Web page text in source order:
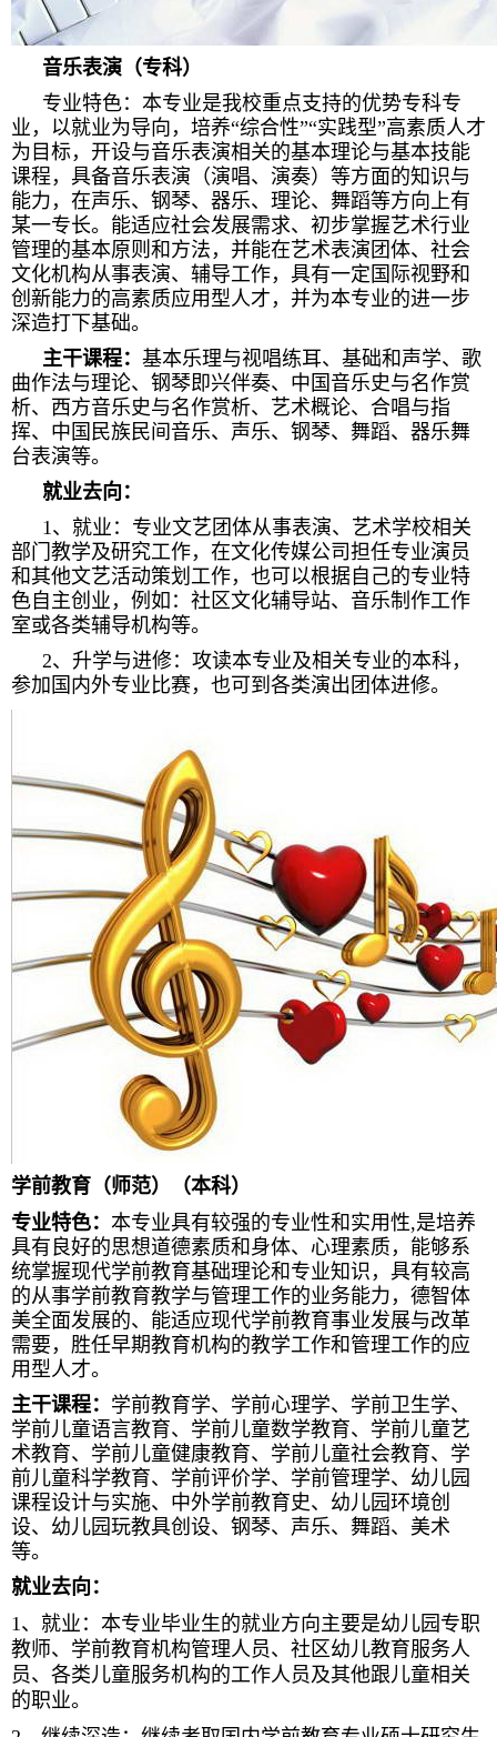
音乐表演（专科）
专业特色：本专业是我校重点支持的优势专科专
业，以就业为导向，培养“综合性”“实践型”高素质人才
为目标，开设与音乐表演相关的基本理论与基本技能
课程，具备音乐表演（演唱、演奏）等方面的知识与
能力，在声乐、钢琴、器乐、理论、舞蹈等方向上有
某一专长。能适应社会发展需求、初步掌握艺术行业
管理的基本原则和方法，并能在艺术表演团体、社会
文化机构从事表演、辅导工作，具有一定国际视野和
创新能力的高素质应用型人才，并为本专业的进一步
深造打下基础。
主干课程： 基本乐理与视唱练耳、基础和声学、歌
曲作法与理论、钢琴即兴伴奏、中国音乐史与名作赏
析、西方音乐史与名作赏析、艺术概论、合唱与指
挥、中国民族民间音乐、声乐、钢琴、舞蹈、器乐舞
台表演等。
就业去向：
1、就业：专业文艺团体从事表演、艺术学校相关
部门教学及研究工作，在文化传媒公司担任专业演员
和其他文艺活动策划工作，也可以根据自己的专业特
色自主创业，例如：社区文化辅导站、音乐制作工作
室或各类辅导机构等。
2、升学与进修：攻读本专业及相关专业的本科，
参加国内外专业比赛，也可到各类演出团体进修。
学前教育（师范）（本科）
专业特色： 本专业具有较强的专业性和实用性,是培养
具有良好的思想道德素质和身体、 心理素质， 能够系
统掌握现代学前教育基础理论和专业知识，具有较高
的从事学前教育教学与管理工作的业务能力，德智体
美全面发展的、能适应现代学前教育事业发展与改革
需要，胜任早期教育机构的教学工作和管理工作的应
用型人才。
主干课程： 学前教育学、学前心理学、学前卫生学、
学前儿童语言教育、学前儿童数学教育、学前儿童艺
术教育、学前儿童健康教育、学前儿童社会教育、学
前儿童科学教育、学前评价学、学前管理学、幼儿园
课程设计与实施、中外学前教育史、幼儿园环境创
设、幼儿园玩教具创设、钢琴、声乐、舞蹈、美术
等。
就业去向：
1 、就业：本专业毕业生的就业方向主要是幼儿园专职
教师、学前教育机构管理人员、社区幼儿教育服务人
员、各类儿童服务机构的工作人员及其他跟儿童相关
的职业。